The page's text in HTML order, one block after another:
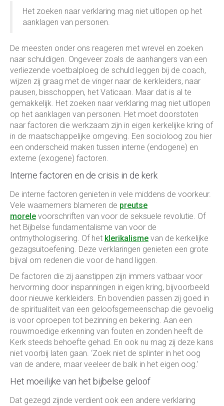
Het zoeken naar verklaring mag niet uitlopen op het
aanklagen van personen.
De meesten onder ons reageren met wrevel en zoeken
naar schuldigen. Ongeveer zoals de aanhangers van een
verliezende voetbalploeg de schuld leggen bij de coach,
wijzen zij graag met de vinger naar de kerkleiders, naar
pausen, bisschoppen, het Vaticaan. Maar dat is al te
gemakkelijk. Het zoeken naar verklaring mag niet uitlopen
op het aanklagen van personen. Het moet doorstoten
naar factoren die werkzaam zijn in eigen kerkelijke kring of
in de maatschappelijke omgeving. Een socioloog zou hier
een onderscheid maken tussen interne (endogene) en
externe (exogene) factoren.
Interne factoren en de crisis in de kerk
De interne factoren genieten in vele middens de voorkeur.
Vele waarnemers blameren de preutse
morele voorschriften van voor de seksuele revolutie. Of
het Bijbelse fundamentalisme van voor de
ontmythologisering. Of het klerikalisme van de kerkelijke
gezagsuitoefening. Deze verklaringen genieten een grote
bijval om redenen die voor de hand liggen.
De factoren die zij aanstippen zijn immers vatbaar voor
hervorming door inspanningen in eigen kring, bijvoorbeeld
door nieuwe kerkleiders. En bovendien passen zij goed in
de spiritualiteit van een geloofsgemeenschap die gevoelig
is voor oproepen tot bezinning en bekering. Aan een
rouwmoedige erkenning van fouten en zonden heeft de
Kerk steeds behoefte gehad. En ook nu mag zij deze kans
niet voorbij laten gaan. ‘Zoek niet de splinter in het oog
van de andere, maar veeleer de balk in het eigen oog.’
Het moeilijke van het bijbelse geloof
Dat gezegd zijnde verdient ook een andere verklaring